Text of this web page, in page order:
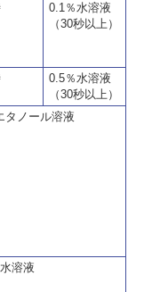
0.1％水溶液
（30秒以上）
0.5％水溶液
（30秒以上）
タノール溶液
溶液